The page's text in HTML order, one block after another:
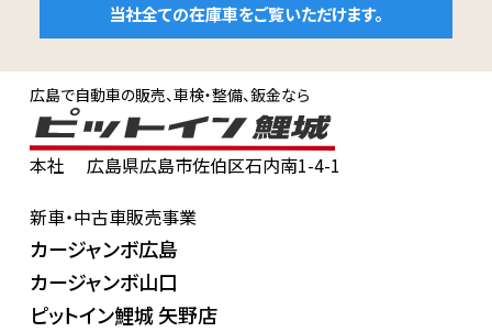
当社全ての在庫車をご覧いただけます。
広島で自動車の販売、車検・整備、鈑金なら
本社
広島県広島市佐伯区石内南1-4-1
新車・中古車販売事業
カージャンボ広島
カージャンボ山口
ピットイン鯉城 矢野店